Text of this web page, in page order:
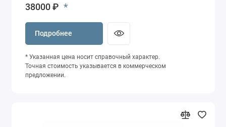
38000 ₽ *
Подробнее
* Указанная цена носит справочный характер.
Точная стоимость указывается в коммерческом
предложении.